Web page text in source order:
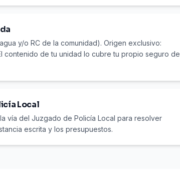
y/o RC de la comunidad). Origen exclusivo:
contenido de tu unidad lo cubre tu propio seguro de
Local
vía del Juzgado de Policía Local para resolver
escrita y los presupuestos.